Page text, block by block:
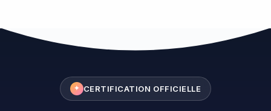
✦ CERTIFICATION OFFICIELLE